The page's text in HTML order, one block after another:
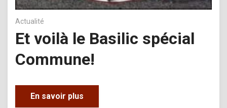
Actualité
Et voilà le Basilic spécial
Commune!
En savoir plus